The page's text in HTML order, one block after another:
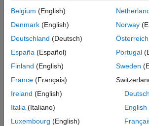
Input Arguments
expand all
Link for which to
information
slreq.Link
Output Arguments
expand all
Belgium (English)
Denmark (English)
Deutschland (Deutsch)
España (Español)
Finland (English)
France (Français)
Ireland (English)
Italia (Italiano)
Luxembourg (English)
Norway
Österreich
Portugal
Sweden
Deutsch
English